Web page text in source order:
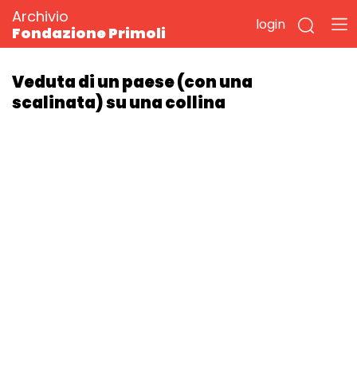
Archivio
Fondazione Primoli
login
Veduta di un paese (con una
scalinata) su una collina